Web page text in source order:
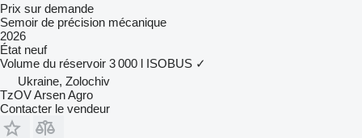
Prix sur demande
Semoir de précision mécanique
2026
État neuf
Volume du réservoir 3 000 l ISOBUS ✓
Ukraine, Zolochiv
TzOV Arsen Agro
Contacter le vendeur